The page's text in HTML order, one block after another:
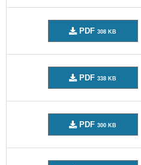
PDF 308 KB
PDF 338 KB
PDF 300 KB